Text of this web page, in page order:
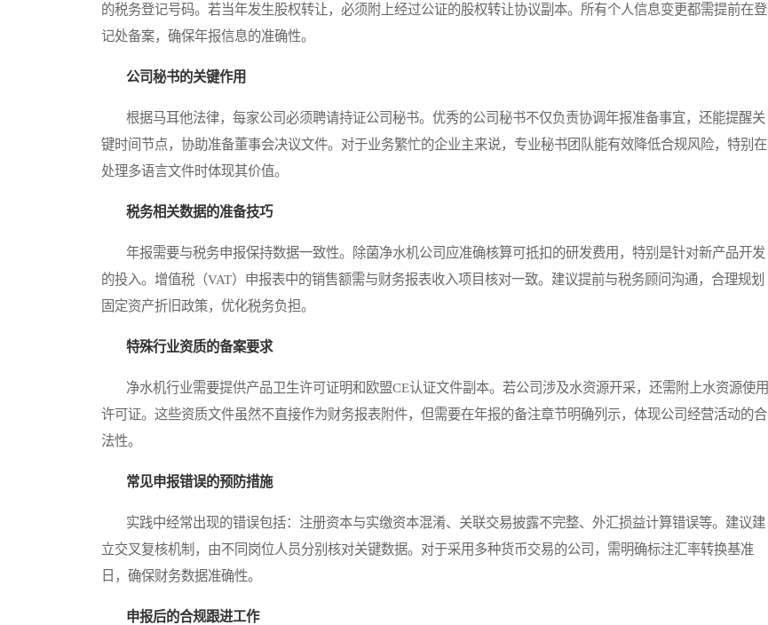
的税务登记号码。若当年发生股权转让，必须附上经过公证的股权转让协议副本。所有个人信息变更都需提前在登
记处备案，确保年报信息的准确性。
公司秘书的关键作用
根据马耳他法律，每家公司必须聘请持证公司秘书。优秀的公司秘书不仅负责协调年报准备事宜，还能提醒关
键时间节点，协助准备董事会决议文件。对于业务繁忙的企业主来说，专业秘书团队能有效降低合规风险，特别在
处理多语言文件时体现其价值。
税务相关数据的准备技巧
年报需要与税务申报保持数据一致性。除菌净水机公司应准确核算可抵扣的研发费用，特别是针对新产品开发
的投入。增值税（VAT）申报表中的销售额需与财务报表收入项目核对一致。建议提前与税务顾问沟通，合理规划
固定资产折旧政策，优化税务负担。
特殊行业资质的备案要求
净水机行业需要提供产品卫生许可证明和欧盟CE认证文件副本。若公司涉及水资源开采，还需附上水资源使用
许可证。这些资质文件虽然不直接作为财务报表附件，但需要在年报的备注章节明确列示，体现公司经营活动的合
法性。
常见申报错误的预防措施
实践中经常出现的错误包括：注册资本与实缴资本混淆、关联交易披露不完整、外汇损益计算错误等。建议建
立交叉复核机制，由不同岗位人员分别核对关键数据。对于采用多种货币交易的公司，需明确标注汇率转换基准
日，确保财务数据准确性。
申报后的合规跟进工作